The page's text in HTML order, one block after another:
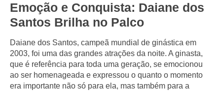
Emoção e Conquista: Daiane dos
Santos Brilha no Palco
Daiane dos Santos, campeã mundial de ginástica em
2003, foi uma das grandes atrações da noite. A ginasta,
que é referência para toda uma geração, se emocionou
ao ser homenageada e expressou o quanto o momento
era importante não só para ela, mas também para a